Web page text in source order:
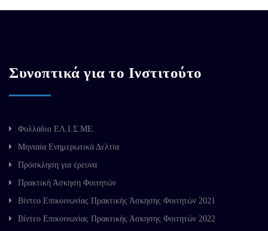
Συνοπτικά για το Ινστιτούτο
Φυλλάδιο ΕΛ.Ι.Σ.ΜΕ.
Μηνιαία Ενημερωτικά Δελτία
Πρόσκληση για έρευνα
Πρακτική Άσκηση Φοιτητών
Βίντεο Επικοινωνίας Πρακτικής Άσκησης Φοιτητών 2021
Βίντεο Επικοινωνίας Πρακτικής Άσκησης Φοιτητών 2022